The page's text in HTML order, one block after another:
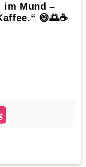
im Mund –
😄🌅☕